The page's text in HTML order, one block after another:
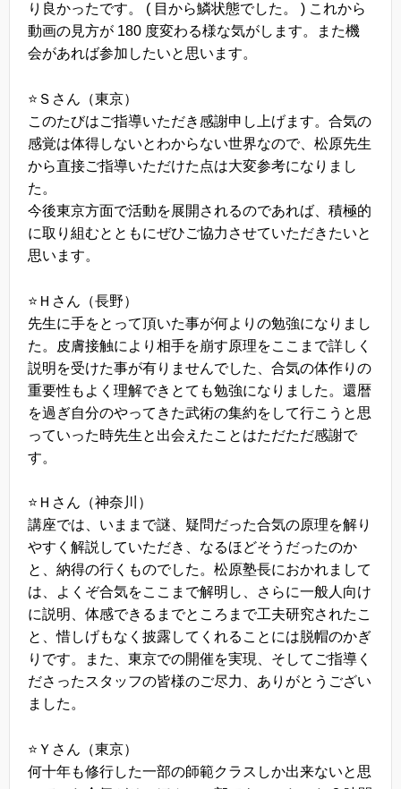
り良かったです。 ( 目から鱗状態でした。 ) これから
動画の見方が 180 度変わる様な気がします。また機
会があれば参加したいと思います。
⭐️Ｓさん（東京）
このたびはご指導いただき感謝申し上げます。合気の
感覚は体得しないとわからない世界なので、松原先生
から直接ご指導いただけた点は大変参考になりまし
た。
今後東京方面で活動を展開されるのであれば、積極的
に取り組むとともにぜひご協力させていただきたいと
思います。
⭐️Ｈさん（長野）
先生に手をとって頂いた事が何よりの勉強になりまし
た。皮膚接触により相手を崩す原理をここまで詳しく
説明を受けた事が有りませんでした、合気の体作りの
重要性もよく理解できとても勉強になりました。還暦
を過ぎ自分のやってきた武術の集約をして行こうと思
っていった時先生と出会えたことはただただ感謝で
す。
⭐️Ｈさん（神奈川）
講座では、いままで謎、疑問だった合気の原理を解り
やすく解説していただき、なるほどそうだったのか
と、納得の行くものでした。松原塾長におかれまして
は、よくぞ合気をここまで解明し、さらに一般人向け
に説明、体感できるまでところまで工夫研究されたこ
と、惜しげもなく披露してくれることには脱帽のかぎ
りです。また、東京での開催を実現、そしてご指導く
ださったスタッフの皆様のご尽力、ありがとうござい
ました。
⭐️Ｙさん（東京）
何十年も修行した一部の師範クラスしか出来ないと思